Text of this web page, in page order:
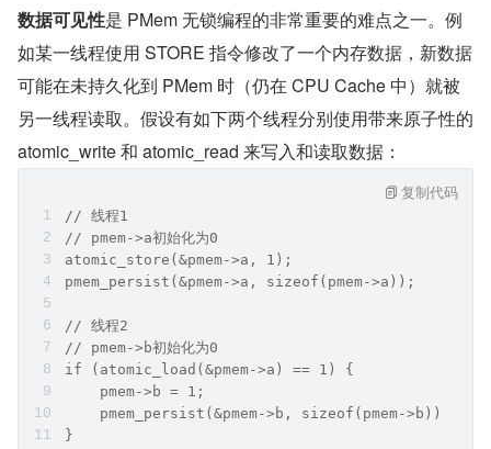
数据可见性是 PMem 无锁编程的非常重要的难点之一。例
如某一线程使用 STORE 指令修改了一个内存数据，新数据
可能在未持久化到 PMem 时（仍在 CPU Cache 中）就被
另一线程读取。假设有如下两个线程分别使用带来原子性的
atomic_write 和 atomic_read 来写入和读取数据：
// 线程1
// pmem->a初始化为0
atomic_store(&pmem->a, 1);                      // 可
pmem_persist(&pmem->a, sizeof(pmem->a));        //
// 线程2
// pmem->b初始化为0
if (atomic_load(&pmem->a) == 1) {
pmem->b = 1;                                //
pmem_persist(&pmem->b, sizeof(pmem->b));    //
}
复制代码